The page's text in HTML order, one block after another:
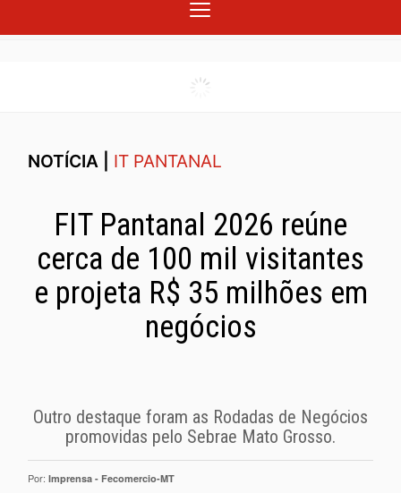
NOTÍCIA | IT PANTANAL
FIT Pantanal 2026 reúne
cerca de 100 mil visitantes
e projeta R$ 35 milhões em
negócios
Outro destaque foram as Rodadas de Negócios
promovidas pelo Sebrae Mato Grosso.
Por: Imprensa - Fecomercio-MT